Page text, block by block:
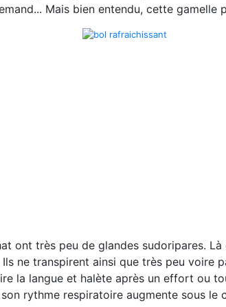
Mais bien entendu, cette
ont très peu de glandes sudoripares.
ne transpirent ainsi que très peu voire
la langue et halète après un effort ou
rythme respiratoire augmente sous le